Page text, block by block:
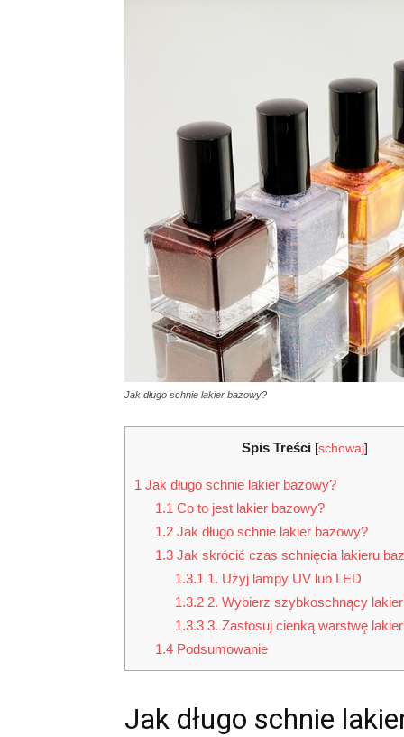
Jak długo schnie lakier bazowy?
Spis Treści [schowaj]
1 Jak długo schnie lakier bazowy?
1.1 Co to jest lakier bazowy?
1.2Jak długo schnie lakier bazowy?
1.3Jak skrócić czas schnięcia lakieru
1.3.1 1. Użyj lampy UV lub LED
1.3.2 2. Wybierz szybkoschnący
1.3.3 3. Zastosuj cienką warstwę
1.4Podsumowanie
Jak długo schnie